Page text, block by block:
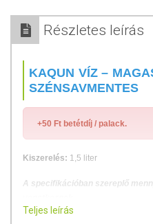
Részletes leírás
KAQUN VÍZ –
SZÉNSAVMENTES
+50 Ft betétdíj / palack.
Kiszerelés: 1,5 liter
A specifikációban szereplő
Teljes leírás